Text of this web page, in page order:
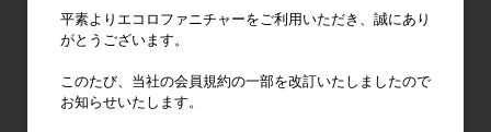
平素よりエコロファニチャーをご利用いただき、誠にあり
がとうございます。
このたび、当社の会員規約の一部を改訂いたしましたので
お知らせいたします。